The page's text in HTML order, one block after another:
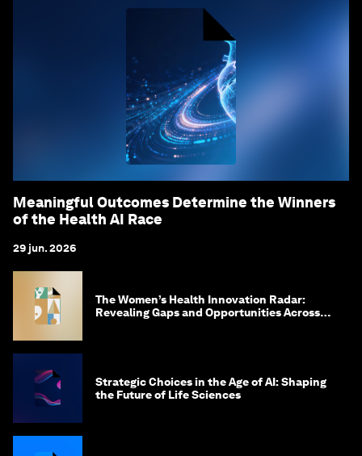
Meaningful Outcomes Determine the Winners
of the Health AI Race
29 jun. 2026
The Women’s Health Innovation Radar:
Revealing Gaps and Opportunities Across
Strategic Choices in the Age of AI: Shaping
the Future of Life Sciences